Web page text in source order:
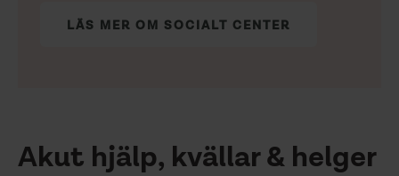
LÄS MER OM SOCIALT CENTER
Akut hjälp, kvällar & helger